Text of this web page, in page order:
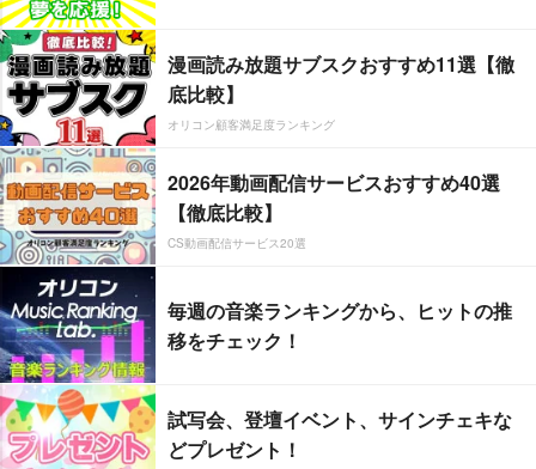
漫画読み放題サブスクおすすめ11選【徹
底比較】
オリコン顧客満足度ランキング
2026年動画配信サービスおすすめ40選
【徹底比較】
CS動画配信サービス20選
毎週の音楽ランキングから、ヒットの推
移をチェック！
試写会、登壇イベント、サインチェキな
どプレゼント！